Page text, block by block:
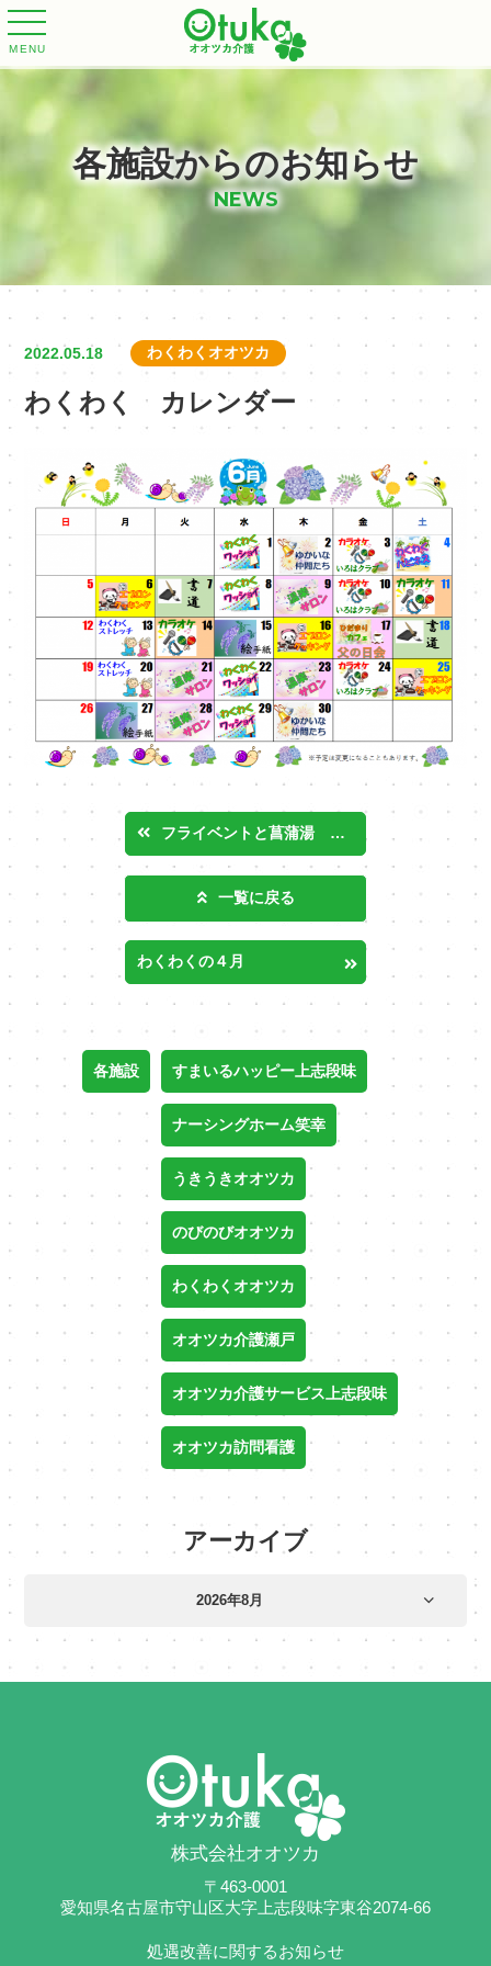
MENU
各施設からのお知らせ
NEWS
2022.05.18 わくわくオオツカ
わくわく カレンダー
フライベントと菖蒲湯 日進
一覧に戻る
わくわくの４月
各施設 すまいるハッピー上志段味
ナーシングホーム笑幸
うきうきオオツカ
のびのびオオツカ
わくわくオオツカ
オオツカ介護瀬戸
オオツカ介護サービス上志段味
オオツカ訪問看護
アーカイブ
株式会社オオツカ
〒463-0001
愛知県名古屋市守山区大字上志段味字東谷2074-66
処遇改善に関するお知らせ